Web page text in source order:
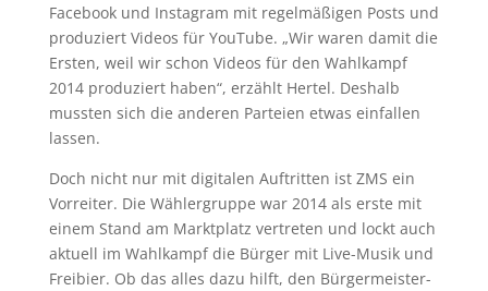
Facebook und Instagram mit regelmäßigen Posts und
produziert Videos für YouTube. „Wir waren damit die
Ersten, weil wir schon Videos für den Wahlkampf
2014 produziert haben“, erzählt Hertel. Deshalb
mussten sich die anderen Parteien etwas einfallen
lassen.
Doch nicht nur mit digitalen Auftritten ist ZMS ein
Vorreiter. Die Wählergruppe war 2014 als erste mit
einem Stand am Marktplatz vertreten und lockt auch
aktuell im Wahlkampf die Bürger mit Live-Musik und
Freibier. Ob das alles dazu hilft, den Bürgermeister-